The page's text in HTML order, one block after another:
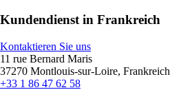
Kundendienst in Frankreich
Kontaktieren Sie uns
11 rue Bernard Maris
37270 Montlouis-sur-Loire, Frankreich
+33 1 86 47 62 58